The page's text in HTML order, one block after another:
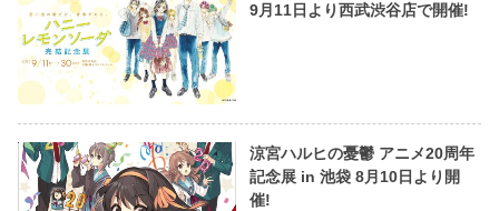
9月11日より西武渋谷店で開催!
涼宮ハルヒの憂鬱 アニメ20周年
記念展 in 池袋 8月10日より開
催!